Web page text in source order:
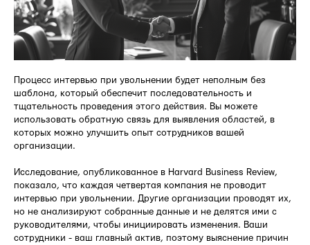
Процесс интервью при увольнении будет неполным без
шаблона, который обеспечит последовательность и
тщательность проведения этого действия. Вы можете
использовать обратную связь для выявления областей, в
которых можно улучшить опыт сотрудников вашей
организации.
Исследование, опубликованное в Harvard Business Review,
показало, что каждая четвертая компания не проводит
интервью при увольнении. Другие организации проводят их,
но не анализируют собранные данные и не делятся ими с
руководителями, чтобы инициировать изменения. Ваши
сотрудники - ваш главный актив, поэтому выяснение причин